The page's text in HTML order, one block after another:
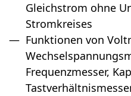
Gleichstrom ohne
Stromkreises
Funktionen von
Frequenzmesser,